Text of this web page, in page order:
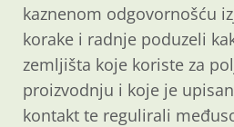
kaznenom odgovornošću
korake i radnje poduzeli
zemljišta koje koriste za
proizvodnju i koje je
kontakt te regulirali